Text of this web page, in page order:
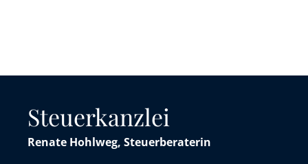
Steuerkanzlei
Renate Hohlweg, Steuerberaterin